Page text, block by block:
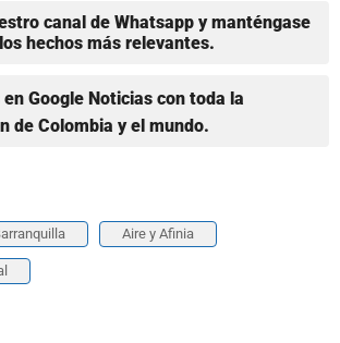
canal de Whatsapp y manténgase
hechos más relevantes.
Google Noticias con toda la
de Colombia y el mundo.
Aire y Afinia